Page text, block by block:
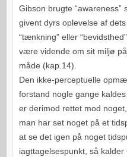
Gibson brugte
givent dyrs oplevelse af
“tænkning” eller
være vidende om sit miljø på
måde (kap.14).
Den ikke-perceptuelle
forstand nogle gange
er derimod rettet mod
man har set noget på et
at se det igen på noget
iagttagelsespunkt, så kalder